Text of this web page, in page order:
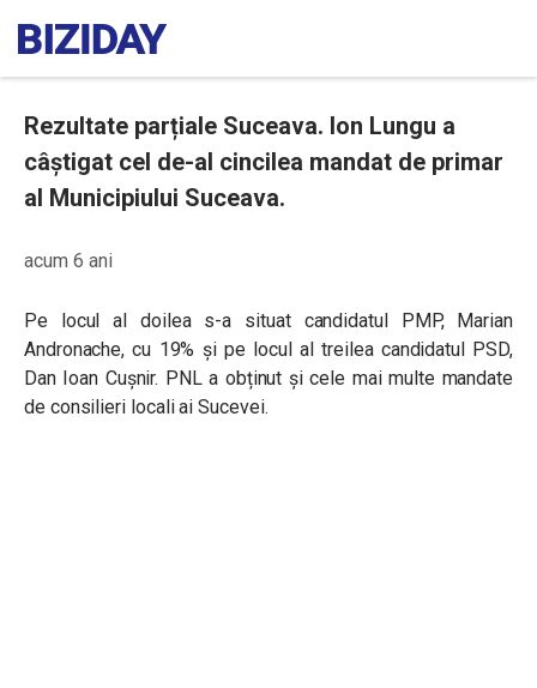
Rezultate parțiale Suceava. Ion Lungu a
câștigat cel de-al cincilea mandat de primar
al Municipiului Suceava.
acum 6 ani
Pe locul al doilea s-a situat candidatul PMP, Marian
Andronache, cu 19% și pe locul al treilea candidatul PSD,
Dan Ioan Cușnir. PNL a obținut și cele mai multe mandate
de consilieri locali ai Sucevei.